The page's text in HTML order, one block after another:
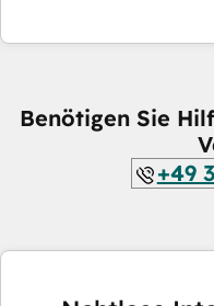
Benötigen Sie
+49